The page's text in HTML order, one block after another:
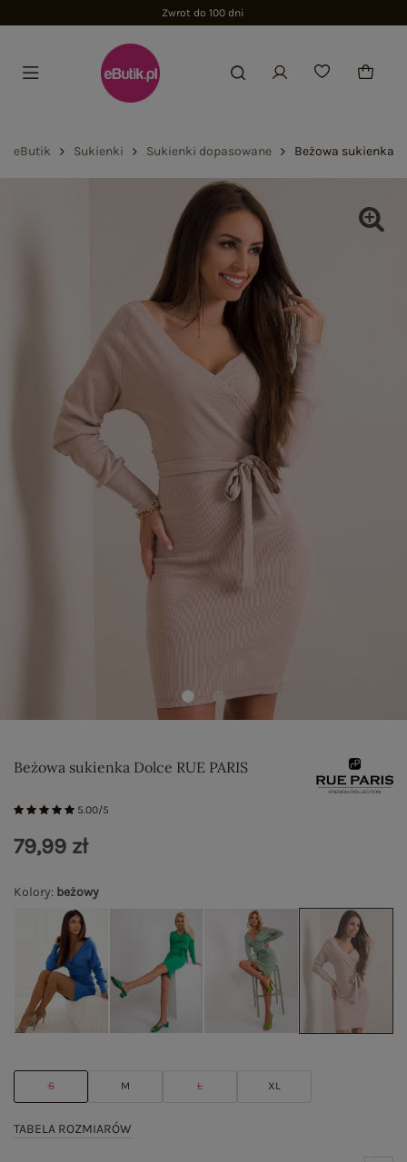
Zwrot do 100 dni
eButik Sukienki Sukienki dopasowane Beżowa sukienka
Beżowa sukienka Dolce RUE PARIS
5.00/5
Kolory: beżowy
S M L XL
TABELA ROZMIARÓW
79,99 zł